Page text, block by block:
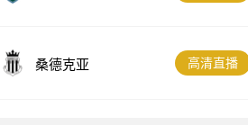
桑德克亚 高清直播